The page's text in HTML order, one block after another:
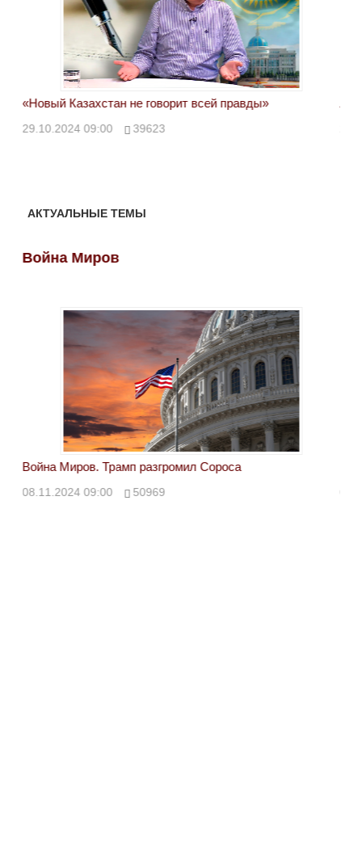
«Новый Казахстан не говорит всей правды»
29.10.2024 09:00 39623
АКТУАЛЬНЫЕ ТЕМЫ
Война Миров
Война Миров. Трамп разгромил Сороса
08.11.2024 09:00 50969